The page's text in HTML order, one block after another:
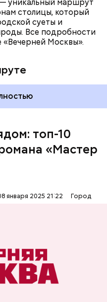
уникальный маршрут
столицы, который
суеты и
Все подробности
Москвы».
топ-10
«Мастер
января 2025 21:22 Город
«нехорошая
Большой Садовой,
в коммуналке жил и
года — с 1921-го по
на Большой Садовой
воссоздана
ХХ века с большим
имеют отношение к
МИХАИЛ БУЛГАКОВ